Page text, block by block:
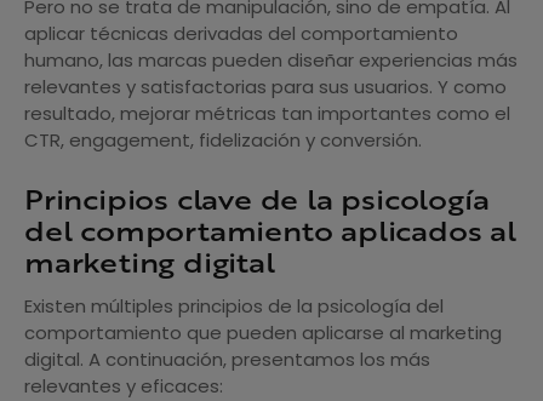
Pero no se trata de manipulación, sino de empatía. Al
aplicar técnicas derivadas del comportamiento
humano, las marcas pueden diseñar experiencias más
relevantes y satisfactorias para sus usuarios. Y como
resultado, mejorar métricas tan importantes como el
CTR, engagement, fidelización y conversión.
Principios clave de la psicología
del comportamiento aplicados al
marketing digital
Existen múltiples principios de la psicología del
comportamiento que pueden aplicarse al marketing
digital. A continuación, presentamos los más
relevantes y eficaces: